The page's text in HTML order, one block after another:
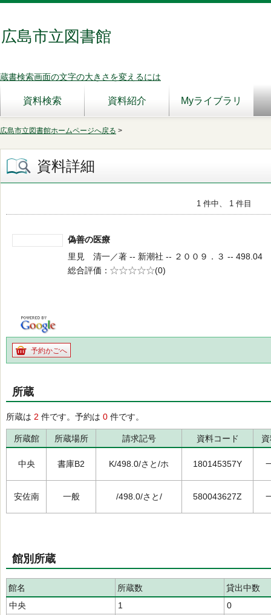
広島市立図書館
蔵書検索画面の文字の大きさを変えるには
資料検索 資料紹介 Myライブラリ
広島市立図書館ホームページへ戻る >
資料詳細
1 件中、 1 件目
偽善の医療
里見 清一／著 -- 新潮社 -- ２００９．３ -- 498.04
総合評価
5段階評価
(0)
予約かごへ
所蔵
所蔵は 2 件です。予約は 0 件です。
所蔵館 所蔵場所 請求記号 資料コード
中央 書庫B2 K/498.0/さと/ホ 180145357Y
安佐南 一般 /498.0/さと/ 580043627Z
館別所蔵
館名 所蔵数
貸出中数
中央
1
0